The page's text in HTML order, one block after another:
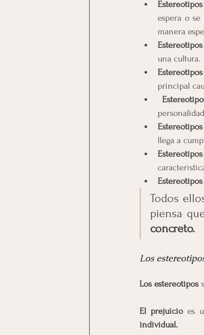
espera o
manera
una cultura.
principal
llega a
Todos
piensa
concreto.
Los
Los estereotipos
El prejuicio es
individual.